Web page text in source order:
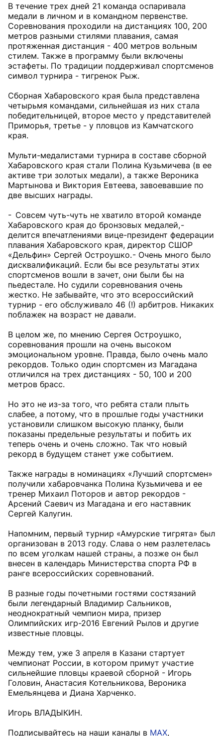
В течение трех дней 21 команда оспаривала
медали в личном и в командном первенстве.
Соревнования проходили на дистанциях 100, 200
метров разными стилями плавания, самая
протяженная дистанция - 400 метров вольным
стилем. Также в программу были включены
эстафеты. По традиции поддерживал спортсменов
символ турнира - тигренок Рыж.
Сборная Хабаровского края была представлена
четырьмя командами, сильнейшая из них стала
победительницей, второе место у представителей
Приморья, третье - у пловцов из Камчатского
края.
Мульти-медалистами турнира в составе сборной
Хабаровского края стали Полина Кузьмичева (в ее
активе три золотых медали), а также Вероника
Мартынова и Виктория Евтеева, завоевавшие по
две высших награды.
- Совсем чуть-чуть не хватило второй команде
Хабаровского края до бронзовых медалей, -
делится впечатлениями вице-президент федерации
плавания Хабаровского края, директор СШОР
«Дельфин» Сергей Остроушко. - Очень много было
дисквалификаций. Если бы все результаты этих
спортсменов вошли в зачет, они были бы на
пьедестале. Но судили соревнования очень
жестко. Не забывайте, что это всероссийский
турнир - его обслуживало 46 (!) арбитров. Никаких
поблажек на возраст не давали.
В целом же, по мнению Сергея Остроушко,
соревнования прошли на очень высоком
эмоциональном уровне. Правда, было очень мало
рекордов. Только один спортсмен из Магадана
отличился на трех дистанциях - 50, 100 и 200
метров брасс.
Но это не из-за того, что ребята стали плыть
слабее, а потому, что в прошлые годы участники
установили слишком высокую планку, были
показаны предельные результаты и побить их
теперь очень и очень сложно. Так что новый
рекорд в будущем станет уже событием.
Также награды в номинациях «Лучший спортсмен»
получили хабаровчанка Полина Кузьмичева и ее
тренер Михаил Поторов и автор рекордов -
Арсений Саевич из Магадана и его наставник
Сергей Калугин.
Напомним, первый турнир «Амурские тигрята» был
организован в 2013 году. Слава о нем разлетелась
по всем уголкам нашей страны, а позже он был
внесен в календарь Министерства спорта РФ в
ранге всероссийских соревнований.
В разные годы почетными гостями состязаний
были легендарный Владимир Сальников,
неоднократный чемпион мира, призер
Олимпийских игр-2016 Евгений Рылов и другие
известные пловцы.
Между тем, уже 3 апреля в Казани стартует
чемпионат России, в котором примут участие
сильнейшие пловцы краевой сборной - Игорь
Головин, Анастасия Котельникова, Вероника
Емельянцева и Диана Харченко.
Игорь ВЛАДЫКИН.
Подписывайтесь на наши каналы в MAX,